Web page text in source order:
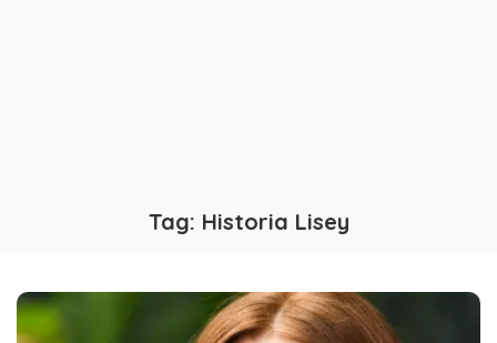
Tag: Historia Lisey